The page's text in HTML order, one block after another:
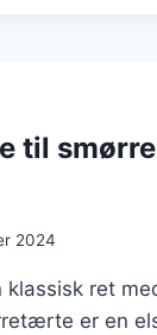
til
2024
ret
er en